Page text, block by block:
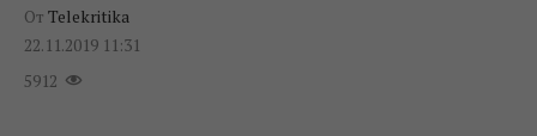
От Telekritika
22.11.2019 11:31
5912